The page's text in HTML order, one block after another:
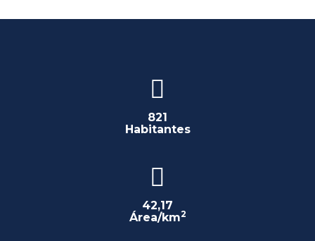
821
Habitantes
42,17
Área/km2